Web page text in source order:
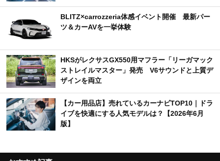
BLITZ×carrozzeria体感イベント開催 最新パー
ツ＆カーAVを一挙体験
HKSがレクサスGX550用マフラー「リーガマック
ストレイルマスター」発売 V6サウンドと上質デ
ザインを両立
【カー用品店】売れているカーナビTOP10｜ドラ
イブを快適にする人気モデルは？【2026年6月
版】